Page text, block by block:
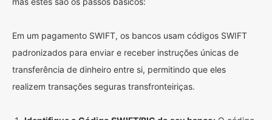
Em um pagamento SWIFT, os bancos usam códigos SWIFT
padronizados para enviar e receber instruções únicas de
transferência de dinheiro entre si, permitindo que eles
realizem transações seguras transfronteiriças.